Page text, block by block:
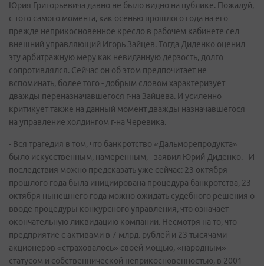
Юрия Григорьевича давно не было видно на публике. Пожалуй,
с того самого момента, как осенью прошлого года на его
прежде неприкосновенное кресло в рабочем кабинете сел
внешний управляющий Игорь Зайцев. Тогда Диденко оценил
эту арбитражную меру как невиданную дерзость, долго
сопротивлялся. Сейчас он об этом предпочитает не
вспоминать, более того - добрым словом характеризует
дважды переназначавшегося г-на Зайцева. И усиленно
критикует также на данный момент дважды назначавшегося
на управление холдингом г-на Черевика.
- Вся трагедия в том, что банкротство «Дальморепродукта»
было искусственным, намеренным, - заявил Юрий Диденко. - И
последствия можно предсказать уже сейчас: 23 октября
прошлого года была инициирована процедура банкротства, 23
октября нынешнего года можно ожидать судебного решения о
вводе процедуры конкурсного управления, что означает
окончательную ликвидацию компании. Несмотря на то, что
предприятие с активами в 7 млрд. рублей и 23 тысячами
акционеров «страховалось» своей мощью, «народным»
статусом и собственнической неприкосновенностью, в 2001